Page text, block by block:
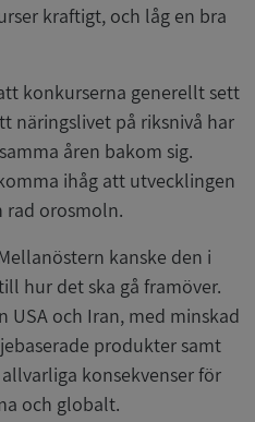
kraftigt, och låg en bra
konkurserna generellt sett
näringslivet på riksnivå har
åren bakom sig.
ihåg att utvecklingen
rad orosmoln.
kanske den i
hur det ska gå framöver.
och Iran, med minskad
produkter samt
konsekvenser för
och globalt.